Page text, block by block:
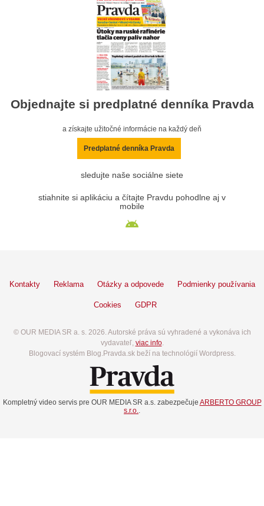
Objednajte si predplatné denníka Pravda
a získajte užitočné informácie na každý deň
Predplatné denníka Pravda
sledujte naše sociálne siete
stiahnite si aplikáciu a čítajte Pravdu pohodlne aj v
mobile
Kontakty Reklama Otázky a odpovede Podmienky používania
Cookies GDPR
© OUR MEDIA SR a. s. 2026. Autorské práva sú vyhradené a vykonáva ich
vydavateľ, viac info.
Blogovací systém Blog.Pravda.sk beží na technológií Wordpress.
Kompletný video servis pre OUR MEDIA SR a.s. zabezpečuje ARBERTO GROUP
s.r.o.